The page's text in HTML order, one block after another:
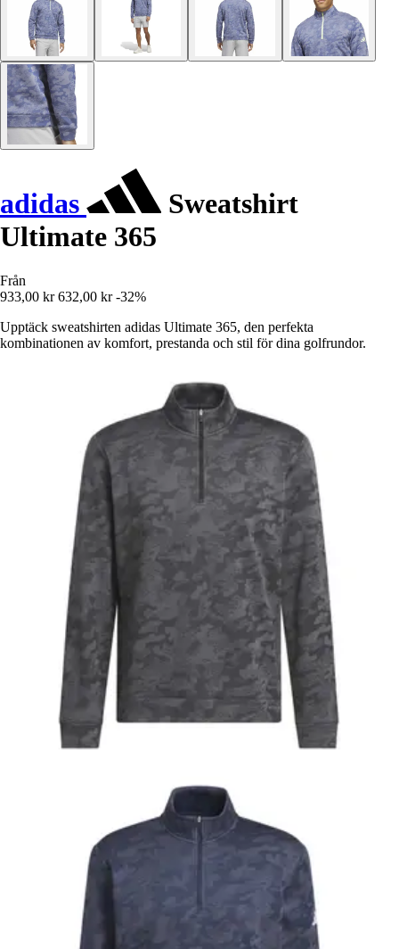
adidas
Sweatshirt
Ultimate 365
Från
933,00 kr 632,00 kr -32%
Upptäck sweatshirten adidas Ultimate 365, den perfekta
kombinationen av komfort, prestanda och stil för dina golfrundor.